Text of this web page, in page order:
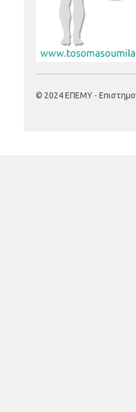
© 2024 ΕΠΕΜΥ -